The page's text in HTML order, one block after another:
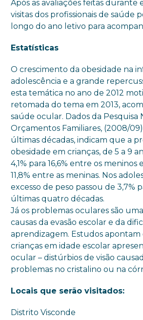
Após as avaliações feitas durante
visitas dos profissionais de saúde
longo do ano letivo para
Estatísticas
O crescimento da obesidade na
adolescência e a grande
esta temática no ano de 2012
retomada do tema em 2013,
saúde ocular. Dados da Pesquisa
Orçamentos Familiares, (2008/
últimas décadas, indicam que a
obesidade em crianças, de 5 a 9
4,1% para 16,6% entre os meninos
11,8% entre as meninas. Nos
excesso de peso passou de 3,7%
últimas quatro décadas.
Já os problemas oculares são
causas da evasão escolar e da
aprendizagem. Estudos apontam
crianças em idade escolar
ocular – distúrbios de visão
problemas no cristalino ou na
Locais que serão visitados:
Distrito Visconde